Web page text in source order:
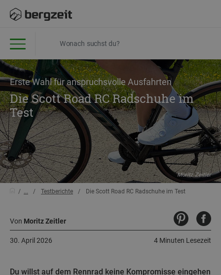
Erste Wahl für anspruchsvolle Ausfahrten
Die Scott Road RC Radschuhe im
Test
Moritz Zeitler
... Testberichte Die Scott Road RC Radschuhe im Test
Von Moritz Zeitler
4 Minuten Lesezeit
30. April 2026
Du willst auf dem Rennrad keine Kompromisse eingehen